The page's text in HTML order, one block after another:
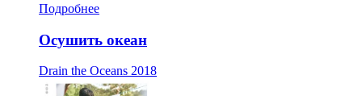
Подробнее
Осушить океан
Drain the Oceans 2018